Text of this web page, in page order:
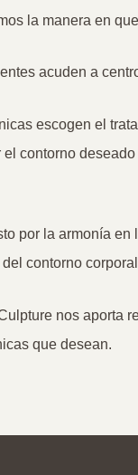
la manera en
acuden a
escogen el
contorno
por la armonía
contorno
nos aporta
que desean.